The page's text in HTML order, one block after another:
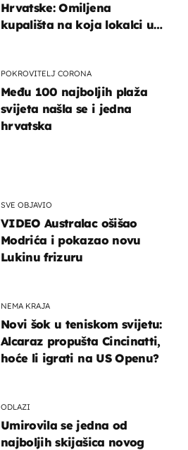
SVE OBJAVIO
VIDEO Australac ošišao
Modrića i pokazao novu
Lukinu frizuru
NEMA KRAJA
Novi šok u teniskom svijetu:
Alcaraz propušta Cincinatti,
hoće li igrati na US Openu?
ODLAZI
Umirovila se jedna od
najboljih skijašica novog
Hrvatske: Omiljena
kupališta na koja lokalci u
POKROVITELJ CORONA
Među 100 najboljih plaža
svijeta našla se i jedna
hrvatska